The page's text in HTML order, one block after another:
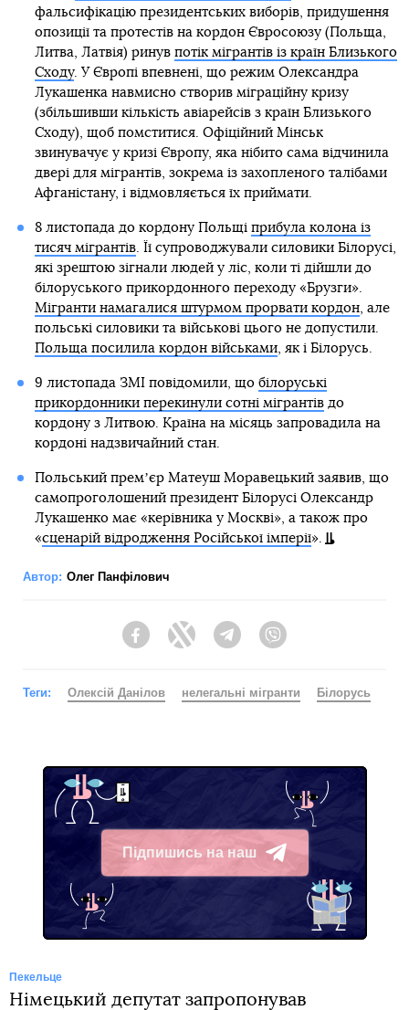
фальсифікацію президентських виборів, придушення
опозиції та протестів на кордон Євросоюзу (Польща,
Литва, Латвія) ринув потік мігрантів із країн Близького
Сходу. У Європі впевнені, що режим Олександра
Лукашенка навмисно створив міграційну кризу
(збільшивши кількість авіарейсів з країн Близького
Сходу), щоб помститися. Офіційний Мінськ
звинувачує у кризі Європу, яка нібито сама відчинила
двері для мігрантів, зокрема із захопленого талібами
Афганістану, і відмовляється їх приймати.
8 листопада до кордону Польщі прибула колона із
тисяч мігрантів. Її супроводжували силовики Білорусі,
які зрештою зігнали людей у ліс, коли ті дійшли до
білоруського прикордонного переходу «Брузги».
Мігранти намагалися штурмом прорвати кордон, але
польські силовики та військові цього не допустили.
Польща посилила кордон військами, як і Білорусь.
9 листопада ЗМІ повідомили, що білоруські
прикордонники перекинули сотні мігрантівдо
кордону з Литвою. Країна на місяць запровадила на
кордоні надзвичайний стан.
Польський премʼєр Матеуш Моравецький заявив, що
самопроголошений президент Білорусі Олександр
Лукашенко має «керівника у Москві», а також про
«сценарій відродження Російської імперії».
Автор: Олег Панфілович
FacebookTwitter Telegram
Теги: Олексій Данілов нелегальні мігранти Білорусь
Підпишись на наш
Telegram
Пекельце
Німецький депутат запропонував